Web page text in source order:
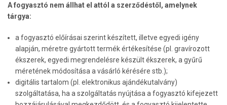
A fogyasztó nem állhat el attól a szerződéstől, amelynek
tárgya:
a fogyasztó előírásai szerint készített, illetve egyedi igény
alapján, méretre gyártott termék értékesítése (pl. gravírozott
ékszerek, egyedi megrendelésre készült ékszerek, a gyűrű
méretének módosítása a vásárló kérésére stb.);
digitális tartalom (pl. elektronikus ajándékutalvány)
szolgáltatása, ha a szolgáltatás nyújtása a fogyasztó kifejezett